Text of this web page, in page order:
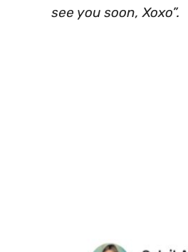
see you soon, Xoxo”.